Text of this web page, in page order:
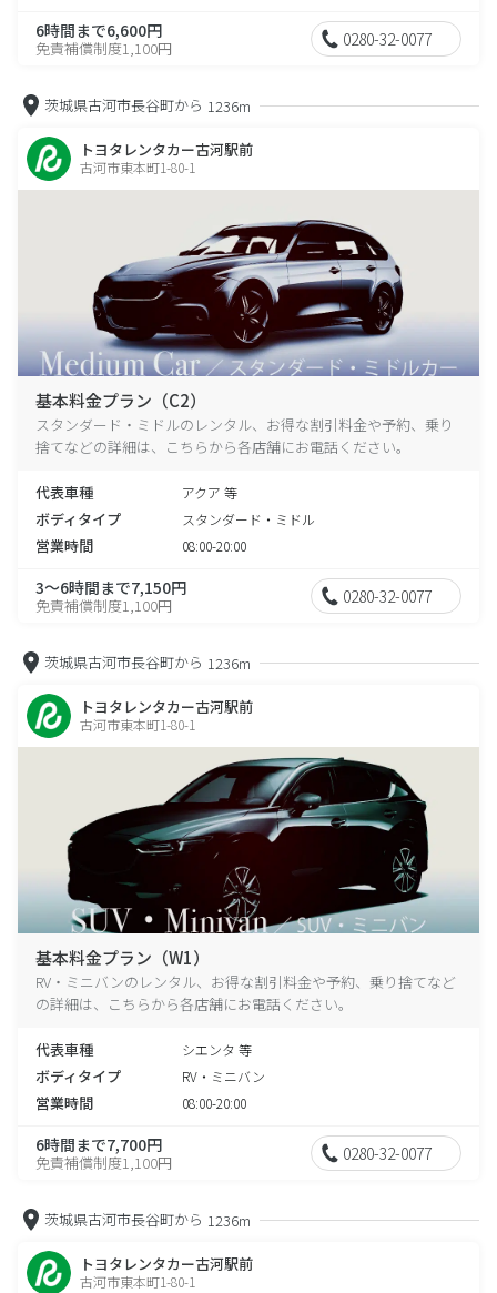
6時間まで6,600円
免責補償制度1,100円 0280-32-0077
茨城県古河市長谷町から 1236m
トヨタレンタカー古河駅前
古河市東本町1-80-1
基本料金プラン（C2）
スタンダード・ミドルのレンタル、お得な割引料金や予約、乗り
捨てなどの詳細は、こちらから各店舗にお電話ください。
代表車種 アクア 等
ボディタイプ スタンダード・ミドル
営業時間 08:00-20:00
3～6時間まで7,150円
免責補償制度1,100円 0280-32-0077
茨城県古河市長谷町から 1236m
トヨタレンタカー古河駅前
古河市東本町1-80-1
基本料金プラン（W1）
RV・ミニバンのレンタル、お得な割引料金や予約、乗り捨てなど
の詳細は、こちらから各店舗にお電話ください。
代表車種 シエンタ 等
ボディタイプ RV・ミニバン
営業時間 08:00-20:00
6時間まで7,700円
免責補償制度1,100円 0280-32-0077
茨城県古河市長谷町から 1236m
トヨタレンタカー古河駅前
古河市東本町1-80-1